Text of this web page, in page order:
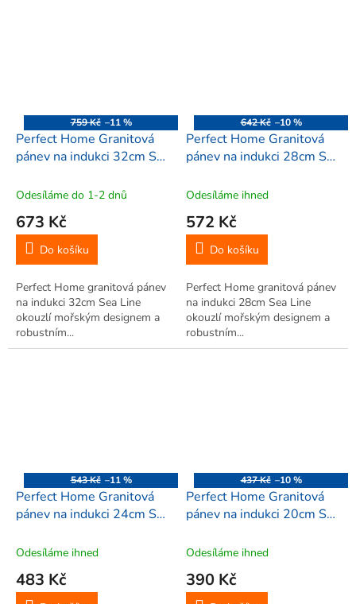
759 Kč –11 %
Perfect Home Granitová
pánev na indukci 32cm Sea
Odesíláme do 1-2 dnů
673 Kč
Do košíku
Perfect Home granitová pánev
na indukci 32cm Sea Line
okouzlí mořským designem a
robustním...
642 Kč –10 %
Perfect Home Granitová
pánev na indukci 28cm Sea
Odesíláme ihned
572 Kč
Do košíku
Perfect Home granitová pánev
na indukci 28cm Sea Line
okouzlí mořským designem a
robustním...
543 Kč –11 %
Perfect Home Granitová
pánev na indukci 24cm Sea
Odesíláme ihned
483 Kč
437 Kč –10 %
Perfect Home Granitová
pánev na indukci 20cm Sea
Odesíláme ihned
390 Kč